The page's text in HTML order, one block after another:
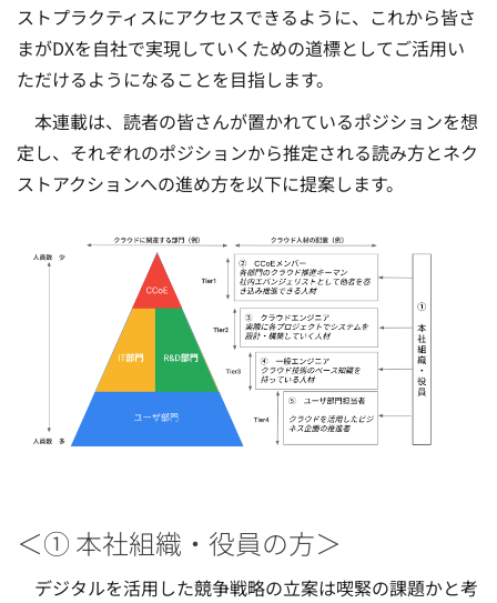
ストプラクティスにアクセスできるように、これから皆さ
まがDXを自社で実現していくための道標としてご活用い
ただけるようになることを目指します。
本連載は、読者の皆さんが置かれているポジションを想
定し、それぞれのポジションから推定される読み方とネク
ストアクションへの進め方を以下に提案します。
＜① 本社組織・役員の方＞
デジタルを活用した競争戦略の立案は喫緊の課題かと考